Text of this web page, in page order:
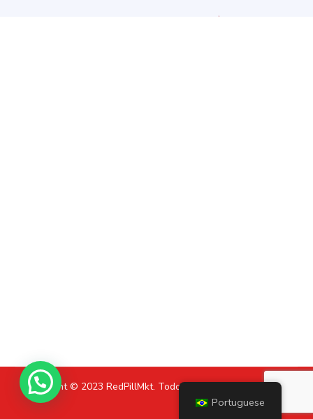
Copyright © 2023 RedPillMkt. Todos os direitos reservados.
Política de Privacidade
Portuguese